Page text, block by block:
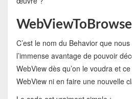
C’est le nom du Behavior que
l’immense avantage de pouvoir
WebView dès qu’on le voudra et
WebView ni en faire une nouvelle